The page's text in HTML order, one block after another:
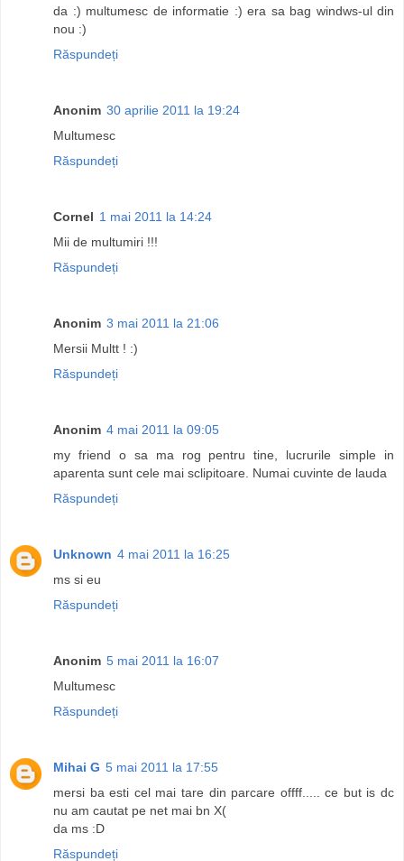
da :) multumesc de informatie :) era sa bag windws-ul din
nou :)
Răspundeți
Anonim 30 aprilie 2011 la 19:24
Multumesc
Răspundeți
Cornel 1 mai 2011 la 14:24
Mii de multumiri !!!
Răspundeți
Anonim 3 mai 2011 la 21:06
Mersii Multt ! :)
Răspundeți
Anonim 4 mai 2011 la 09:05
my friend o sa ma rog pentru tine, lucrurile simple in
aparenta sunt cele mai sclipitoare. Numai cuvinte de lauda
Răspundeți
Unknown 4 mai 2011 la 16:25
ms si eu
Răspundeți
Anonim 5 mai 2011 la 16:07
Multumesc
Răspundeți
Mihai G 5 mai 2011 la 17:55
mersi ba esti cel mai tare din parcare offff..... ce but is dc
nu am cautat pe net mai bn X(
da ms :D
Răspundeți